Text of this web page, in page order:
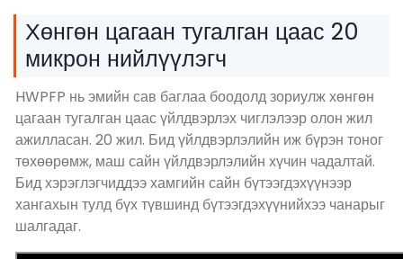
Хөнгөн цагаан тугалган цаас 20
микрон нийлүүлэгч
HWPFP нь эмийн сав баглаа боодолд зориулж хөнгөн
цагаан тугалган цаас үйлдвэрлэх чиглэлээр олон жил
ажилласан. 20 жил. Бид үйлдвэрлэлийн иж бүрэн тоног
төхөөрөмж, маш сайн үйлдвэрлэлийн хүчин чадалтай.
Бид хэрэглэгчиддээ хамгийн сайн бүтээгдэхүүнээр
хангахын тулд бүх түвшинд бүтээгдэхүүнийхээ чанарыг
шалгадаг.